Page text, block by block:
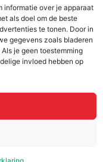
informatie over je apparaat
als doel om de beste
te tonen. Door in
gegevens zoals bladeren
je geen toestemming
invloed hebben op
voorbehouden